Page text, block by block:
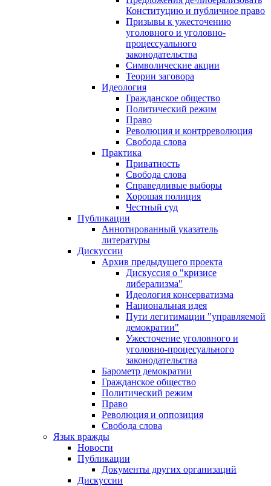
Конституцию и публичное право
Призывы к ужесточению
уголовного и уголовно-
процессуального
законодательства
Символические акции
Теории заговора
Идеология
Гражданское общество
Политический режим
Право
Революция и контрреволюция
Свобода слова
Практика
Приватность
Свобода слова
Справедливые выборы
Хорошая полиция
Честный суд
Публикации
Аннотированный указатель
литературы
Дискуссии
Архив предыдущего проекта
Дискуссия о "кризисе
либерализма"
Идеология консерватизма
Национальная идея
Пути легитимации "управляемой
демократии"
Ужесточение уголовного и
уголовно-процесуального
законодательства
Барометр демократии
Гражданское общество
Политический режим
Право
Революция и оппозиция
Свобода слова
Язык вражды
Новости
Публикации
Документы других организаций
Дискуссии